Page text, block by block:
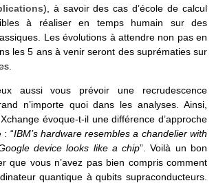
), à savoir des cas d’école de calcul
à réaliser en temps humain sur des
Les évolutions à attendre non pas en
les 5 ans à venir seront des suprématies sur
aussi vous prévoir une recrudescence
n’importe quoi dans les analyses. Ainsi,
évoque-t-il une différence d’approche
: “IBM’s hardware resembles a chandelier with
device looks like a chip”. Voilà un bon
que vous n’avez pas bien compris comment
quantique à qubits supraconducteurs.